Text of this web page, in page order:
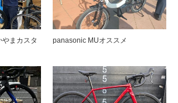
まカスタ
panasonic MUオススメ